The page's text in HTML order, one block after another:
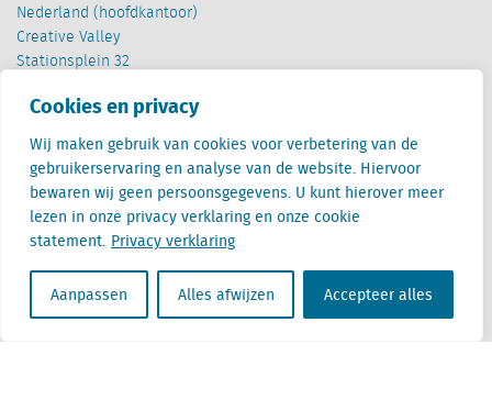
Cookies en privacy
Wij maken gebruik van cookies voor verbetering van de
gebruikerservaring en analyse van de website. Hiervoor
bewaren wij geen persoonsgegevens. U kunt hierover meer
lezen in onze privacy verklaring en onze cookie
statement. Privacy verklaring
Aanpassen Alles afwijzen Accepteer alles
Nederland (hoofdkantoor)
Creative Valley
Stationsplein 32
Cantersteen 47
1000 Brussel